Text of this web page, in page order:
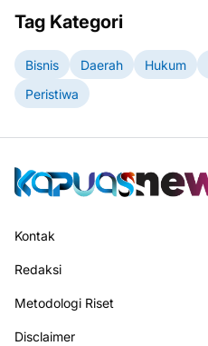
Tag Kategori
Bisnis Daerah Hukum
Peristiwa
Kontak
Redaksi
Metodologi Riset
Disclaimer